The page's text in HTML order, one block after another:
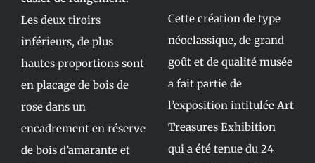
Les deux tiroirs
inférieurs, de plus
hautes proportions sont
en placage de bois de
rose dans un
encadrement en réserve
de bois d’amarante et
Cette création de type
néoclassique, de grand
goût et de qualité musée
a fait partie de
l’exposition intitulée Art
Treasures Exhibition
qui a été tenue du 24